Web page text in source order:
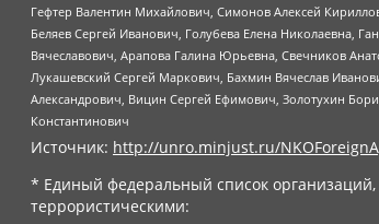
Гефтер Валентин Михайлович, Симонов Алексей
Беляев Сергей Иванович, Голубева Елена Николаевна,
Вячеславович, Арапова Галина Юрьевна, Свечников
Лукашевский Сергей Маркович, Бахмин Вячеслав
Александрович, Вицин Сергей Ефимович, Золотухин
Константинович
Источник: http://unro.minjust.ru/
* Единый федеральный список
террористическими: